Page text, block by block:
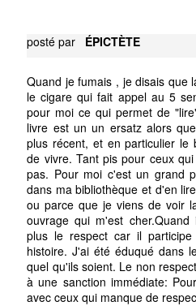
posté par ÉPICTÈTE
Quand je fumais , je disais que
le cigare qui fait appel au 5
pour moi ce qui permet de
livre est un un ersatz alors
plus récent, et en particulier le
de vivre. Tant pis pour ceux
pas. Pour moi c'est un grand
dans ma bibliothèque et d'en
ou parce que je viens de voir
ouvrage qui m'est
plus le respect car il
histoire. J'ai été éduqué dans
quel qu'ils soient. Le non
à une sanction immédiate:
avec ceux qui manque de